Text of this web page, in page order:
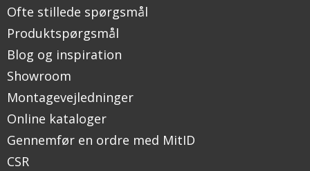
Ofte stillede spørgsmål
Produktspørgsmål
Blog og inspiration
Showroom
Montagevejledninger
Online kataloger
Gennemfør en ordre med MitID
CSR